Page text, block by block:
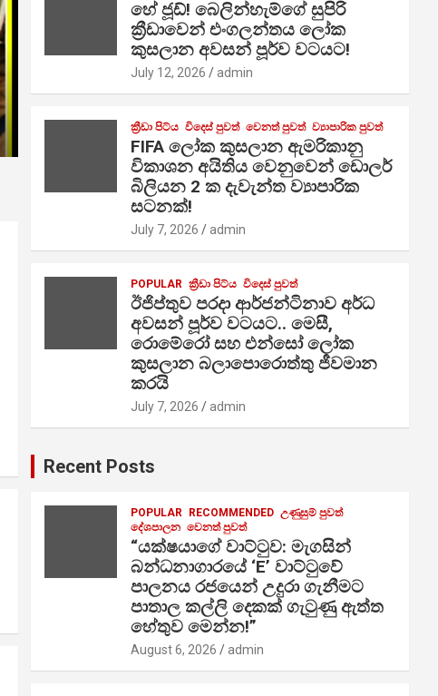
හේ ජූඩ්! බෙලින්හැම්ගේ සුපිරි
ක්‍රීඩාවෙන් එංගලන්තය ලෝක
කුසලාන අවසන් පූර්ව වටයට!
July 12, 2026 admin
ක්‍රීඩා පිට්ය විදෙස් පුවත් වෙනත් පුවත් ව්‍යාපාරික පුවත්
FIFA ලෝක කුසලාන ඇමරිකානු
විකාශන අයිතිය වෙනුවෙන් ඩොලර්
බිලියන 2 ක දැවැන්ත ව්‍යාපාරික
සටනක්!
July 7, 2026 admin
POPULAR ක්‍රීඩා පිට්ය විදෙස් පුවත්
ඊජිප්තුව පරදා ආර්ජන්ටිනාව අර්ධ
අවසන් පූර්ව වටයට.. මෙසී,
රොමේරෝ සහ එන්සෝ ලෝක
කුසලාන බලාපොරොත්තු ජීවමාන
කරයි
July 7, 2026 admin
Recent Posts
POPULAR RECOMMENDED උණුසුම් පුවත්
දේශපාලන වෙනත් පුවත්
“යක්ෂයාගේ වාට්ටුව: මැගසින්
බන්ධනාගාරයේ ‘E’ වාට්ටුවේ
පාලනය රජයෙන් උදුරා ගැනීමට
පාතාල කල්ලි දෙකක් ගැටුණු ඇත්ත
හේතුව මෙන්න!”
August 6, 2026 admin